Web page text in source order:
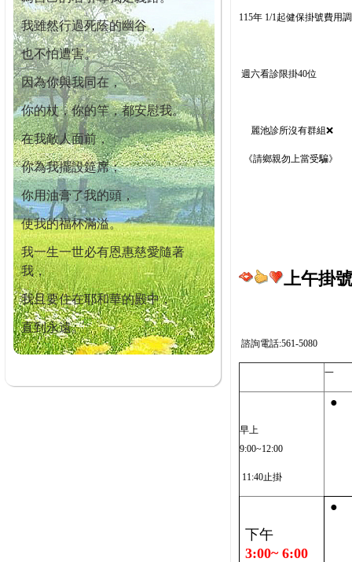
我雖然行過死蔭的幽谷，
也不怕遭害。
因為你與我同在，
你的杖，你的竿，都安慰我。
在我敵人面前，
你為我擺設筵席；
你用油膏了我的頭，
使我的福杯滿溢。
我一生一世必有恩惠慈愛隨著
我，
我且要住在耶和華的殿中，
直到永遠。
115年 1/1起健保掛號費用
週六看診限掛40位
麗池診所沒有群組❌
《請鄉親勿上當受騙》
上午掛
諮詢電話:561-5080
一
早上
9:00~12:00
11:40止掛
●
下午
3:00~ 6:00
●